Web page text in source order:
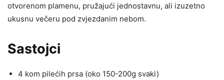
otvorenom plamenu, pružajući jednostavnu, ali izuzetno
ukusnu večeru pod zvjezdanim nebom.
Sastojci
4 kom pilećih prsa (oko 150-200g svaki)